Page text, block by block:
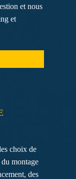
et nous
et
choix de
montage
des